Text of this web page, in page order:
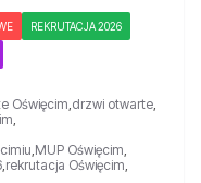
REKRUTACJA 2026
Oświęcim,drzwi otwarte,
,
,MUP Oświęcim,
,rekrutacja Oświęcim,